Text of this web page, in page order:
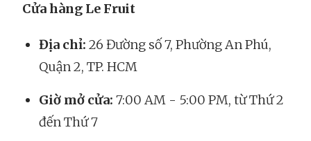
Cửa hàng Le Fruit
Địa chỉ: 26 Đường số 7, Phường An Phú,
Quận 2, TP. HCM
Giờ mở cửa: 7:00 AM - 5:00 PM, từ Thứ 2
đến Thứ 7